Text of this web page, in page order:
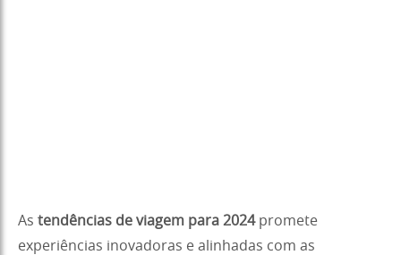
As tendências de viagem para 2024 promete
experiências inovadoras e alinhadas com as